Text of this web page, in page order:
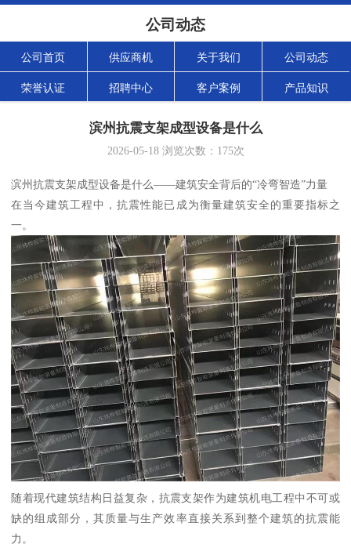
公司动态
公司首页 供应商机 关于我们 公司动态
荣誉认证 招聘中心 客户案例 产品知识
滨州抗震支架成型设备是什么
2026-05-18浏览次数： 175次
滨州抗震支架成型设备是什么——建筑安全背后的“冷弯智造”力量
在当今建筑工程中，抗震性能已成为衡量建筑安全的重要指标之
一。
随着现代建筑结构日益复杂，抗震支架作为建筑机电工程中不可或
缺的组成部分，其质量与生产效率直接关系到整个建筑的抗震能
力。